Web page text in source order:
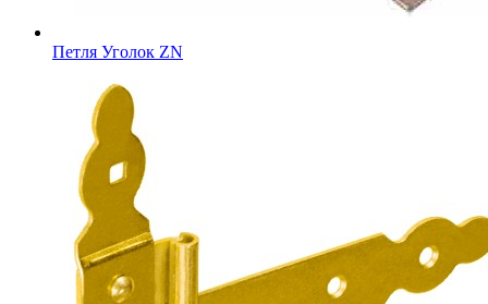
Петля Уголок ZN